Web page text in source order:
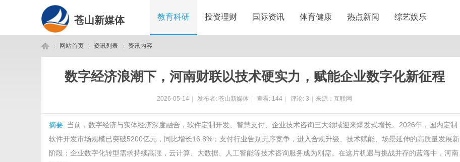
苍山新媒体 教育科研 投资理财 国际资讯 体育健康 热点新闻 综艺娱乐
网站首页 资讯列表 资讯内容
数字经济浪潮下，河南财联以技术硬实力，赋能企业数字化新征程
2026-05-14 发布者: 苍山新媒体 查看: 144 评论: 3 来源：互联网
摘要: 当前，数字经济与实体经济深度融合，软件定制开发、智慧支付、企业技术咨询三大领域迎来爆发式增长。2026年，国内定制
软件开发市场规模已突破5200亿元，同比增长16.8%；支付行业告别无序竞争，进入合规升级、技术赋能、场景延伸的高质量发展新
阶段；企业数字化转型需求持续高涨，云计算、大数据、人工智能等技术咨询服务成为刚需。在这片机遇与挑战并存的蓝海中，河南